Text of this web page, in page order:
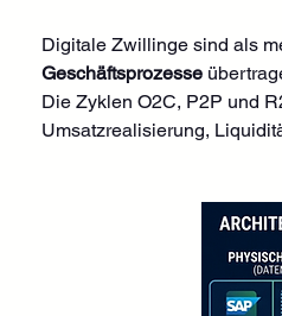
Digitale Zwillinge sind als
Geschäftsprozesse
Die Zyklen O2C, P2P und
Umsatzrealisierung,